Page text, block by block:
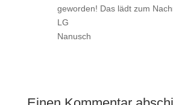
geworden! Das lädt zum
LG
Nanusch